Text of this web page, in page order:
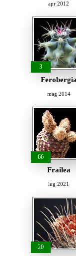
apr 2012
3
Ferobergia
mag 2014
66
Frailea
lug 2021
20